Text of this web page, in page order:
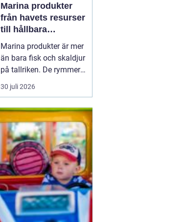
Marina produkter
från havets resurser
till hållbara
upplevelser
Marina produkter är mer
än bara fisk och skaldjur
på tallriken. De rymmer
allt från mat och hälsa
till friluftsliv, kultur och
områden spelar havet en
central roll för både
ekonomi och livskvalitet.
När fler söker sig mot
nat...
30 juli 2026